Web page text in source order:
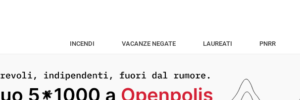
INCENDI VACANZE NEGATE LAUREATI PNRR